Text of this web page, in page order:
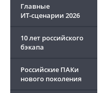
Главные
ИТ-сценарии 2026
10 лет российского
бэкапа
Российские ПАКи
нового поколения